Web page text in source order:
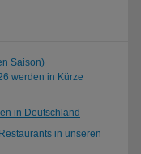
Saison)
werden in Kürze
in Deutschland
in unseren